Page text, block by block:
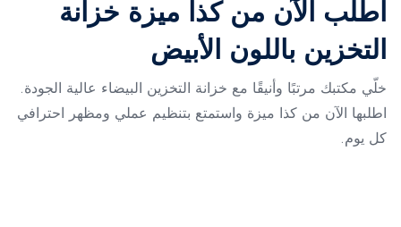
اطلب الآن من كذا ميزة خزانة
التخزين باللون الأبيض
خلّي مكتبك مرتبًا وأنيقًا مع خزانة التخزين البيضاء عالية الجودة.
اطلبها الآن من كذا ميزة واستمتع بتنظيم عملي ومظهر احترافي
كل يوم.